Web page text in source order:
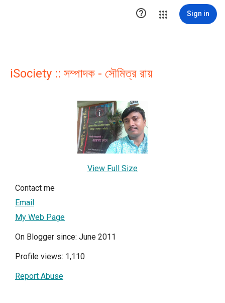
 Sign in
iSociety :: সম্পাদক - সৌমিত্র রায়
View Full Size
Contact me
Email
My Web Page
On Blogger since: June 2011
Profile views: 1,110
Report Abuse